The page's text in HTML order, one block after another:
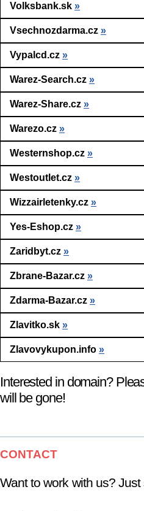
Volksbank.sk »
Vsechnozdarma.cz »
Vypalcd.cz »
Warez-Search.cz »
Warez-Share.cz »
Warezo.cz »
Westernshop.cz »
Westoutlet.cz »
Wizzairletenky.cz »
Yes-Eshop.cz »
Zaridbyt.cz »
Zbrane-Bazar.cz »
Zdarma-Bazar.cz »
Zlavitko.sk »
Zlavovykupon.info »
Interested in domain?
will be gone!
CONTACT
Want to work with us?